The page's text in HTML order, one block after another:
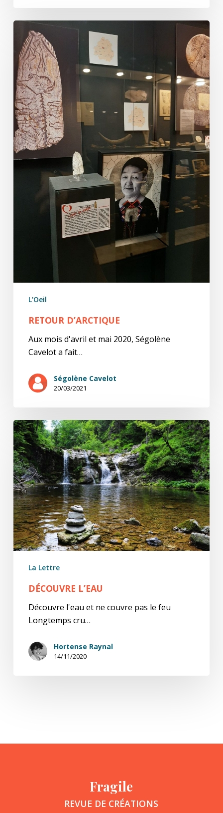
Retour
d’Arctique
L'Oeil
RETOUR D’ARCTIQUE
Aux mois d'avril et mai 2020, Ségolène
Cavelot a fait…
Ségolène Cavelot
20/03/2021
Découvre
l’eau
La Lettre
DÉCOUVRE L’EAU
Découvre l'eau et ne couvre pas le feu
Longtemps cru…
Hortense Raynal
14/11/2020
Fragile
REVUE DE CRÉATIONS